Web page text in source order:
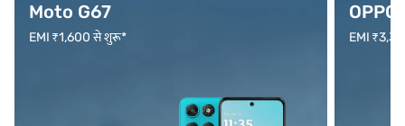
Moto G67
EMI ₹1,600 से शुरू*
OPPO
EMI